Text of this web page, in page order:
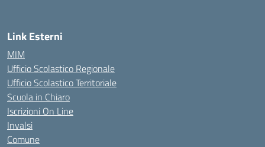
Link Esterni
MIM
Ufficio Scolastico Regionale
Ufficio Scolastico Territoriale
Scuola in Chiaro
Iscrizioni On Line
Invalsi
Comune